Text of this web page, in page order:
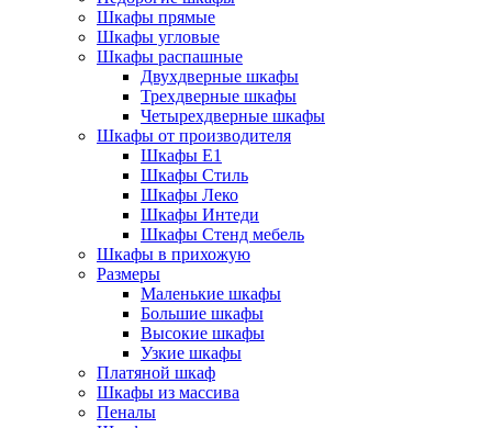
Шкафы прямые
Шкафы угловые
Шкафы распашные
Двухдверные шкафы
Трехдверные шкафы
Четырехдверные шкафы
Шкафы от производителя
Шкафы E1
Шкафы Стиль
Шкафы Леко
Шкафы Интеди
Шкафы Стенд мебель
Шкафы в прихожую
Размеры
Маленькие шкафы
Большие шкафы
Высокие шкафы
Узкие шкафы
Платяной шкаф
Шкафы из массива
Пеналы